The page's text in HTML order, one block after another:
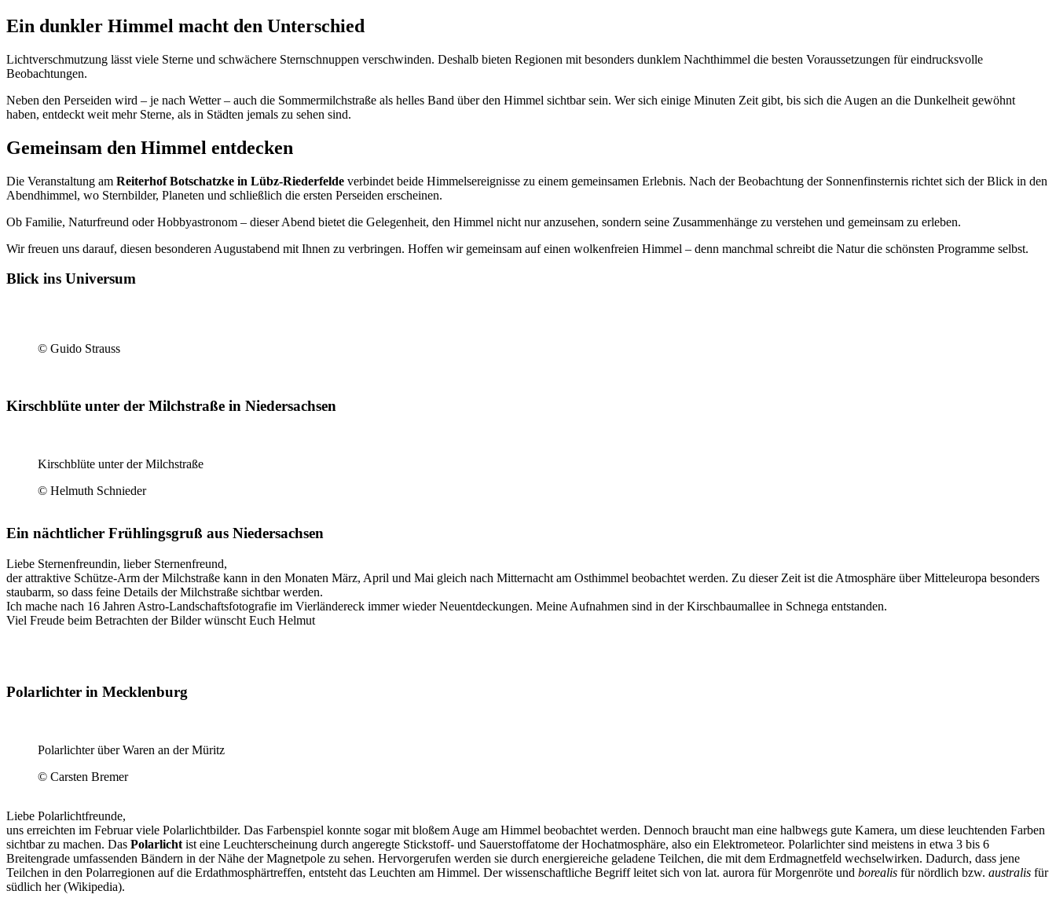
Ein dunkler Himmel macht den Unterschied
Lichtverschmutzung lässt viele Sterne und schwächere Sternschnuppen verschwinden. Deshalb bieten Regionen mit besonders dunklem Nachthimmel die besten Voraussetzungen für eindrucksvolle
Beobachtungen.
Neben den Perseiden wird – je nach Wetter – auch die Sommermilchstraße als helles Band über den Himmel sichtbar sein. Wer sich einige Minuten Zeit gibt, bis sich die Augen an die Dunkelheit gewöhnt
haben, entdeckt weit mehr Sterne, als in Städten jemals zu sehen sind.
Gemeinsam den Himmel entdecken
Die Veranstaltung am Reiterhof Botschatzke in Lübz-Riederfelde verbindet beide Himmelsereignisse zu einem gemeinsamen Erlebnis. Nach der Beobachtung der Sonnenfinsternis richtet sich der Blick in den
Abendhimmel, wo Sternbilder, Planeten und schließlich die ersten Perseiden erscheinen.
Ob Familie, Naturfreund oder Hobbyastronom – dieser Abend bietet die Gelegenheit, den Himmel nicht nur anzusehen, sondern seine Zusammenhänge zu verstehen und gemeinsam zu erleben.
Wir freuen uns darauf, diesen besonderen Augustabend mit Ihnen zu verbringen. Hoffen wir gemeinsam auf einen wolkenfreien Himmel – denn manchmal schreibt die Natur die schönsten Programme selbst.
Blick ins Universum
© Guido Strauss
Kirschblüte unter der Milchstraße in Niedersachsen
Kirschblüte unter der Milchstraße
© Helmuth Schnieder
Ein nächtlicher Frühlingsgruß aus Niedersachsen
Liebe Sternenfreundin, lieber Sternenfreund,
der attraktive Schütze-Arm der Milchstraße kann in den Monaten März, April und Mai gleich nach Mitternacht am Osthimmel beobachtet werden. Zu dieser Zeit ist die Atmosphäre über Mitteleuropa besonders
staubarm, so dass feine Details der Milchstraße sichtbar werden.
Ich mache nach 16 Jahren Astro-Landschaftsfotografie im Vierländereck immer wieder Neuentdeckungen. Meine Aufnahmen sind in der Kirschbaumallee in Schnega entstanden.
Viel Freude beim Betrachten der Bilder wünscht Euch Helmut
Polarlichter in Mecklenburg
Polarlichter über Waren an der Müritz
© Carsten Bremer
Liebe Polarlichtfreunde,
uns erreichten im Februar viele Polarlichtbilder. Das Farbenspiel konnte sogar mit bloßem Auge am Himmel beobachtet werden. Dennoch braucht man eine halbwegs gute Kamera, um diese leuchtenden Farben
sichtbar zu machen. Das Polarlicht ist eine Leuchterscheinung durch angeregte Stickstoff- und Sauerstoffatome der Hochatmosphäre, also ein Elektrometeor. Polarlichter sind meistens in etwa 3 bis 6
Breitengrade umfassenden Bändern in der Nähe der Magnetpole zu sehen. Hervorgerufen werden sie durch energiereiche geladene Teilchen, die mit dem Erdmagnetfeld wechselwirken. Dadurch, dass jene
Teilchen in den Polarregionen auf die Erdathmosphärtreffen, entsteht das Leuchten am Himmel. Der wissenschaftliche Begriff leitet sich von lat. aurora für Morgenröte und borealis für nördlich bzw. australis für
südlich her (Wikipedia).